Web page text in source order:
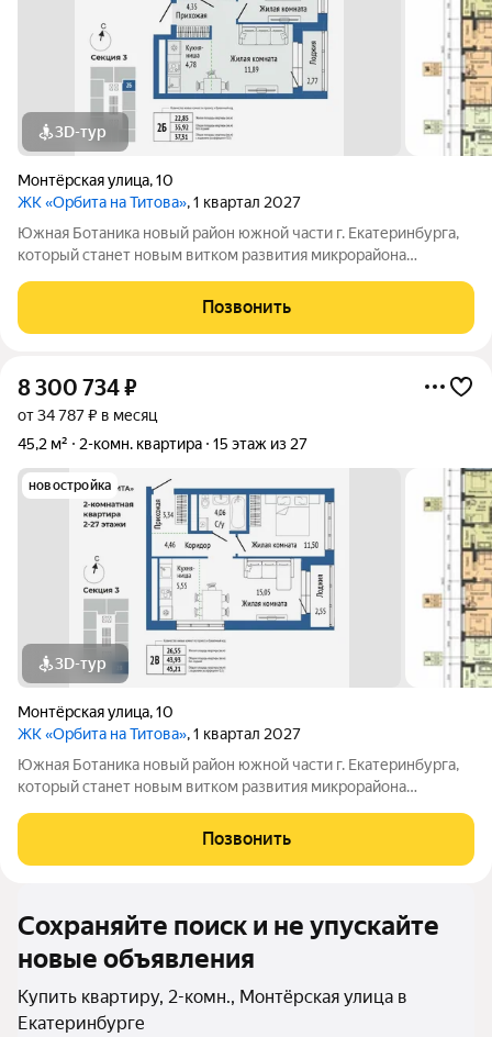
3D-тур
Монтёрская улица,10
ЖК «Орбита на Титова», 1 квартал 2027
Южная Ботаника новый район южной части г. Екатеринбурга,
который станет новым витком развития микрорайона
фонтаном, центральная площадь с арт-объектом «Водное
зеркало», более 1000 растений на
Позвонить
8 300 734₽
от 34 787 ₽ в месяц
45,2 м²
2-комн. квартира 15 этаж из 27
новостройка
3D-тур
Монтёрская улица,10
ЖК «Орбита на Титова», 1 квартал 2027
Южная Ботаника новый район южной части г. Екатеринбурга,
который станет новым витком развития микрорайона
фонтаном, центральная площадь с арт-объектом «Водное
зеркало», более 1000 растений на
Позвонить
Сохраняйте поиск и не упускайте
новые объявления
Купить квартиру, 2-комн., Монтёрская улица в
Екатеринбурге